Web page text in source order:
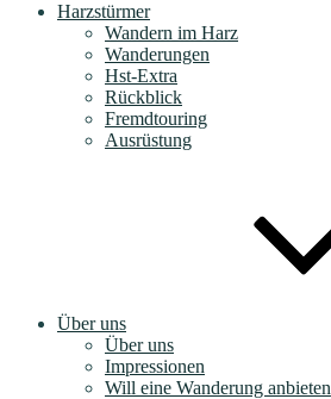
Harzstürmer
Wandern im Harz
Wanderungen
Hst-Extra
Rückblick
Fremdtouring
Ausrüstung
Über uns
Über uns
Impressionen
Will eine Wanderung anbieten